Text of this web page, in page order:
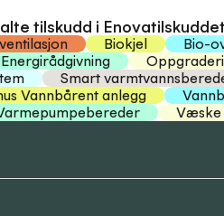
tilskudd i
Biokjel
Bio-
Energirådgivning
Smart
Vannbårent anlegg
Væske